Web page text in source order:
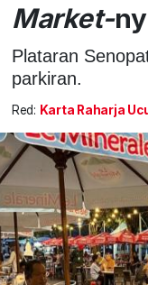
Market-
Plataran
parkiran.
Red: Karta Raharja